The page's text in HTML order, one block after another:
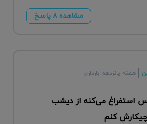
مشاهده ۸ پاسخ
هفته پانزدهم بارداری
استفراغ می‌کنه از دیشب
کنم